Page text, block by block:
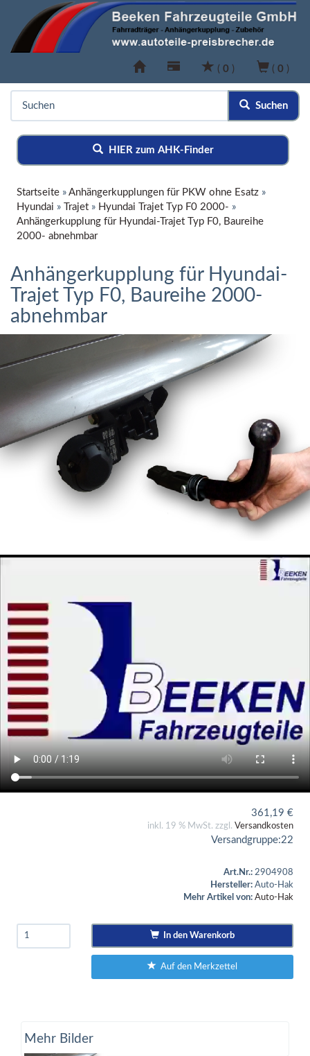
( 0 ) ( 0 )
Suchen
HIER zum AHK-Finder
Startseite » Anhängerkupplungen für PKW ohne Esatz »
Hyundai » Trajet » Hyundai Trajet Typ F0 2000- »
Anhängerkupplung für Hyundai-Trajet Typ F0, Baureihe
2000- abnehmbar
Anhängerkupplung für Hyundai-
Trajet Typ F0, Baureihe 2000-
abnehmbar
361,19 €
inkl. 19 % MwSt. zzgl. Versandkosten
Versandgruppe:22
Art.Nr.: 2904908
Hersteller: Auto-Hak
Mehr Artikel von: Auto-Hak
In den Warenkorb
Auf den Merkzettel
Mehr Bilder